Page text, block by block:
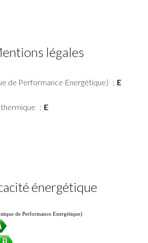
légales
de Performance Energétique) E
E
énergétique
de Performance Energétique)